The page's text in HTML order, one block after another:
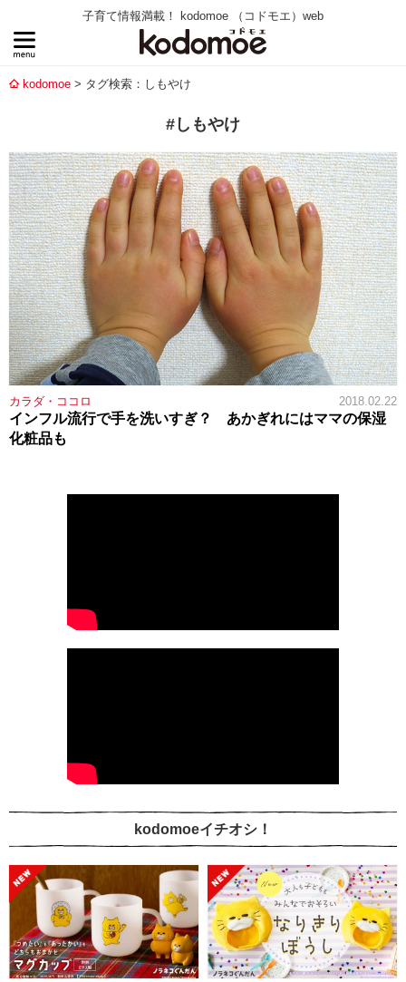
子育て情報満載！ kodomoe （コドモエ）web
kodomoe タグ検索：しもやけ
#しもやけ
カラダ・ココロ 2018.02.22
インフル流行で手を洗いすぎ？ あかぎれにはママの保湿
化粧品も
kodomoeイチオシ！